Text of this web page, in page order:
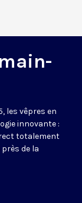
les vêpres en
innovante :
totalement
de la